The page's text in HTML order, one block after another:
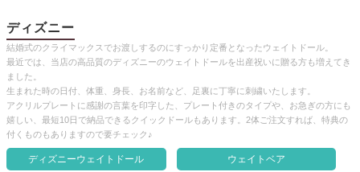
ウェイトドール
子育て卒業証書
ウェルカムボード
クロックギフト
ペーパーアイテム
ディズニー
結婚式のクライマックスでお渡しするのにすっかり定番となったウェイトドール。
最近では、当店の高品質のディズニーのウェイトドールを出産祝いに贈る方も増えてき
ました。
生まれた時の日付、体重、身長、お名前など、足裏に丁寧に刺繍いたします。
アクリルプレートに感謝の言葉を印字した、プレート付きのタイプや、お急ぎの方にも
嬉しい、最短10日で納品できるクイックドールもあります。2体ご注文すれば、特典の
付くものもありますので要チェック♪
ディズニーウェイトドール ウェイトベア